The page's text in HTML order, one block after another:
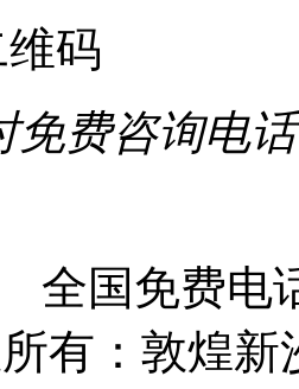
码
免费咨询电话
全国免费电
有：敦煌